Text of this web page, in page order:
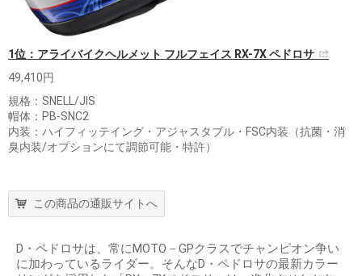
1位：アライバイクヘルメット フルフェイス RX-7X ペドロサ
49,410円
規格：SNELL/JIS
帽体：PB-SNC2
内装：ハイフィッテイング・アジャスタブル・FSC内装（抗菌・消
臭内装/オプションにて調節可能・特許）
この商品の通販サイトへ
D・ペドロサは、常にMOTO－GPクラスでチャンピオン争い
に加わっているライダー。そんなD・ペドロサの最新カラー